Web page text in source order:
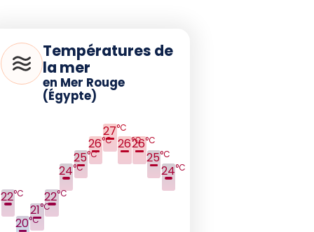
Températures de
la mer
en Mer Rouge
(Égypte)
22°C
20°C
21°C
22°C
24°C
25°C
26°C
27°C
26°C
26°C
25°C
24°C